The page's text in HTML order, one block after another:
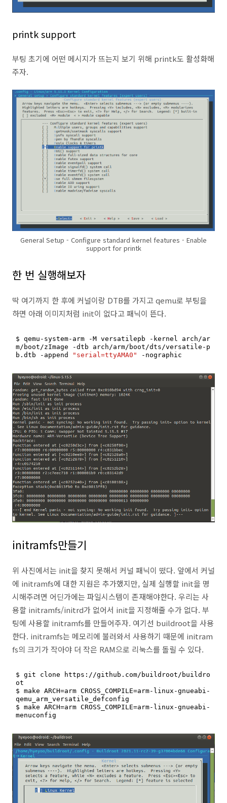
printk support
부팅 초기에 어떤 메시지가 뜨는지 보기 위해 printk도 활성화해
주자.
General Setup - Configure standard kernel features - Enable
support for printk
한 번 실행해보자
딱 여기까지 한 후에 커널이랑 DTB를 가지고 qemu로 부팅을
하면 아래 이미지처럼 init이 없다고 패닉이 뜬다.
$ qemu-system-arm -M versatilepb -kernel arch/ar
m/boot/zImage -dtb arch/arm/boot/dts/versatile-p
b.dtb -append
"serial=ttyAMA0" -nographic
initramfs만들기
위 사진에서는 init을 찾지 못해서 커널 패닉이 떴다. 앞에서 커널
에 initramfs에 대한 지원은 추가했지만, 실제 실행할 init을 명
시해주려면 어딘가에는 파일시스템이 존재해야한다. 우리는 사
용할 initramfs/initrd가 없어서 init을 지정해줄 수가 없다. 부
팅에 사용할 initramfs를 만들어주자. 여기선 buildroot을 사용
한다. initramfs는 메모리에 불러와서 사용하기 때문에 initram
fs의 크기가 작아야 더 작은 RAM으로 리눅스를 돌릴 수 있다.
$ git clone https://github.com/buildroot/buildro
ot
$ make ARCH=arm CROSS_COMPILE=arm-linux-gnueabi-
qemu_arm_versatile_defconfig
$ make ARCH=arm CROSS_COMPILE=arm-linux-gnueabi-
menuconfig